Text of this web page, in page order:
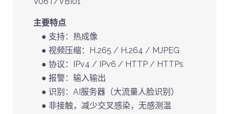
主要特点
● 支持：热成像
● 视频压缩：H.265 / H.264 / MJPEG
● 协议：IPv4 / IPv6 / HTTP / HTTPs
● 报警：输入输出
● 识别：AI服务器（大流量人脸识别）
● 非接触，减少交叉感染，无感测温